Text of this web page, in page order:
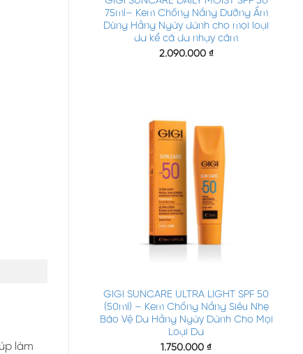
làm
75ml– Kem Chống Nắng Dưỡng Ẩm
Dùng Hằng Ngày dành cho mọi loại
da kể cả da nhạy cảm
2.090.000 ₫
GIGI SUNCARE ULTRA LIGHT SPF 50
(50ml) – Kem Chống Nắng Siêu Nhẹ
Bảo Vệ Da Hằng Ngày Dành Cho Mọi
Loại Da
1.750.000 ₫